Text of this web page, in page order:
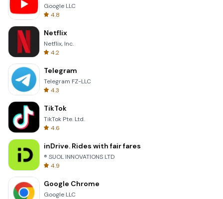
Google LLC
4.8
Netflix
Netflix, Inc.
4.2
Telegram
Telegram FZ-LLC
4.3
TikTok
TikTok Pte. Ltd.
4.6
inDrive. Rides with fair fares
® SUOL INNOVATIONS LTD
4.9
Google Chrome
Google LLC